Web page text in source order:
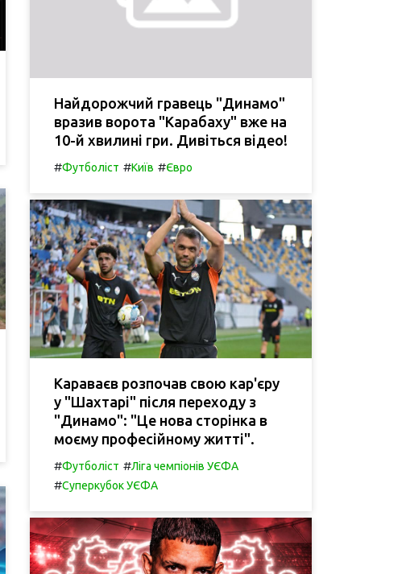
Найдорожчий гравець "Динамо"
вразив ворота "Карабаху" вже на
10-й хвилині гри. Дивіться відео!
#Футболіст #Київ #Євро
Караваєв розпочав свою кар'єру
у "Шахтарі" після переходу з
"Динамо": "Це нова сторінка в
моєму професійному житті".
#Футболіст #Ліга чемпіонів УЄФА
#Суперкубок УЄФА